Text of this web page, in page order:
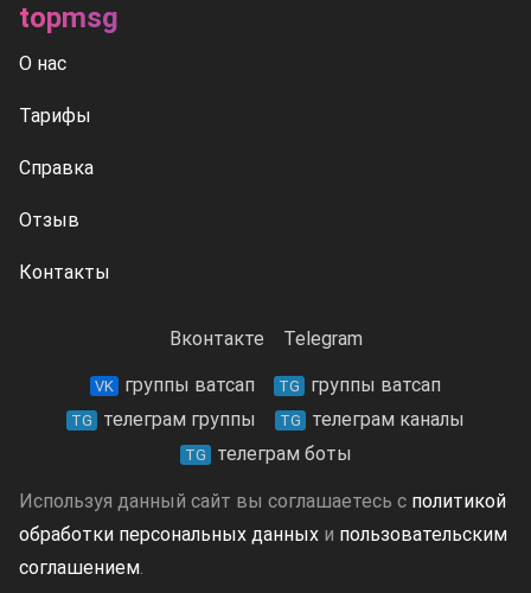
topmsg
О нас
Тарифы
Справка
Отзыв
Контакты
Вконтакте Telegram
VK группы ватсап TG группы ватсап
TG телеграм группы TG телеграм каналы
TG телеграм боты
Используя данный сайт вы соглашаетесь с политикой
обработки персональных данных и пользовательским
соглашением.